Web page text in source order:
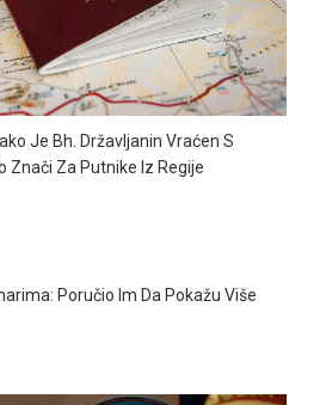
Je Bh. Državljanin Vraćen S
Znači Za Putnike Iz Regije
Poručio Im Da Pokažu Više